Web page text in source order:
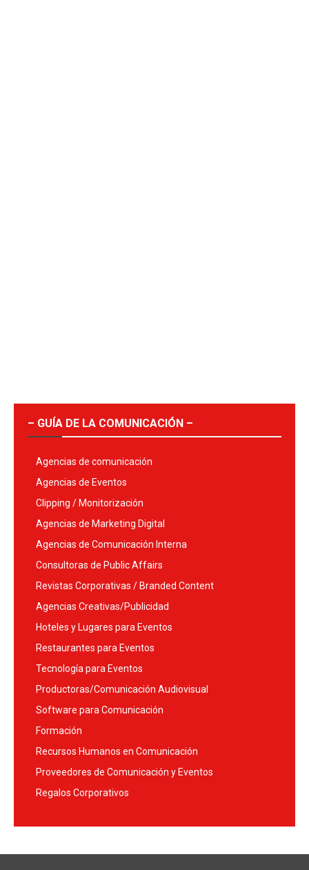
– GUÍA DE LA COMUNICACIÓN –
Agencias de comunicación
Agencias de Eventos
Clipping / Monitorización
Agencias de Marketing Digital
Agencias de Comunicación Interna
Consultoras de Public Affairs
Revistas Corporativas / Branded Content
Agencias Creativas/Publicidad
Hoteles y Lugares para Eventos
Restaurantes para Eventos
Tecnología para Eventos
Productoras/Comunicación Audiovisual
Software para Comunicación
Formación
Recursos Humanos en Comunicación
Proveedores de Comunicación y Eventos
Regalos Corporativos